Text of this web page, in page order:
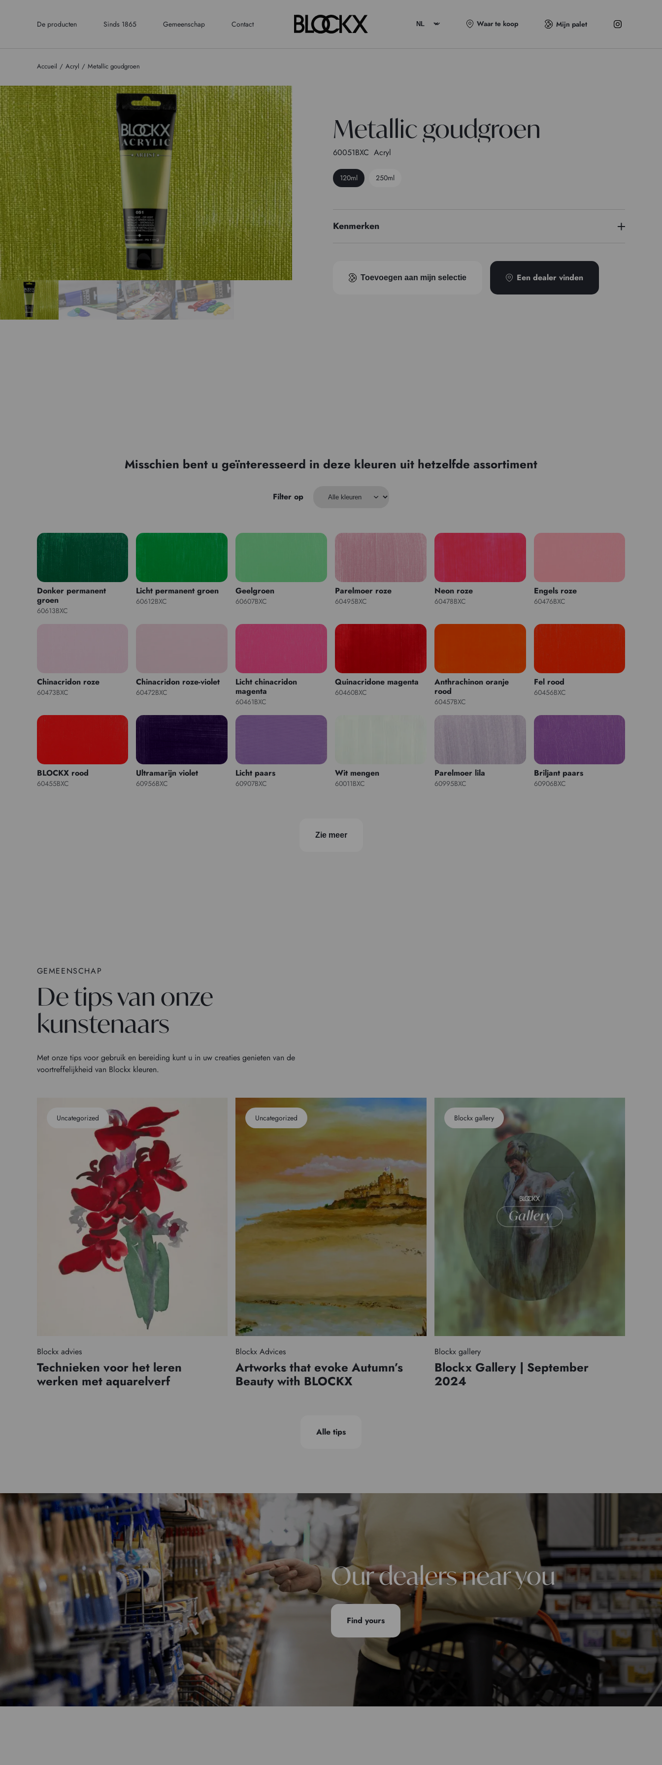
De producten Sinds 1865 Gemeenschap Contact Waar te koop Mijn palet
Accueil Acryl Metallic goudgroen
Metallic goudgroen
60051BXC Acryl
120ml 250ml
Kenmerken
Transparantie
Toevoegen aan mijn selectie Een dealer vinden
Misschien bent u geïnteresseerd in deze kleuren uit hetzelfde assortiment
Filter op
Donker permanent
groen
60613BXC
Licht permanent groen
60612BXC
Geelgroen
60607BXC
Parelmoer roze
60495BXC
Neon roze
60478BXC
Engels roze
60476BXC
Chinacridon roze
60473BXC
Chinacridon roze-violet
60472BXC
Licht chinacridon
magenta
60461BXC
Quinacridone magenta
60460BXC
Anthrachinon oranje
rood
60457BXC
Fel rood
60456BXC
BLOCKX rood
60455BXC
Ultramarijn violet
60956BXC
Licht paars
60907BXC
Wit mengen
60011BXC
Parelmoer lila
60995BXC
Briljant paars
60906BXC
Zie meer
GEMEENSCHAP
De tips van onze
kunstenaars
Met onze tips voor gebruik en bereiding kunt u in uw creaties genieten van de
voortreffelijkheid van Blockx kleuren.
Uncategorized
Blockx advies
Technieken voor het leren
werken met aquarelverf
Uncategorized
Blockx Advices
Artworks that evoke Autumn’s
Beauty with BLOCKX
Blockx gallery
Blockx gallery
Blockx Gallery | September
2024
Alle tips
Our dealers near you
Find yours